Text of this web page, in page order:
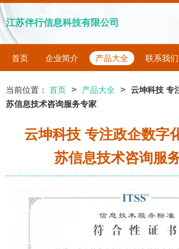
江苏伴行信息科技有限公司
首页 企业简介 产品大全 联系我们
当前位置： 首页 > 产品大全 > 云坤科技 专
苏信息技术咨询服务专家
云坤科技 专注政企数字
苏信息技术咨询服